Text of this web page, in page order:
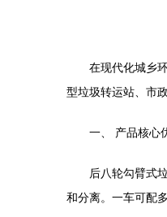
在现代化城乡
型垃圾转运站、市
一、 产品核心
后八轮勾臂式
和分离。一车可配